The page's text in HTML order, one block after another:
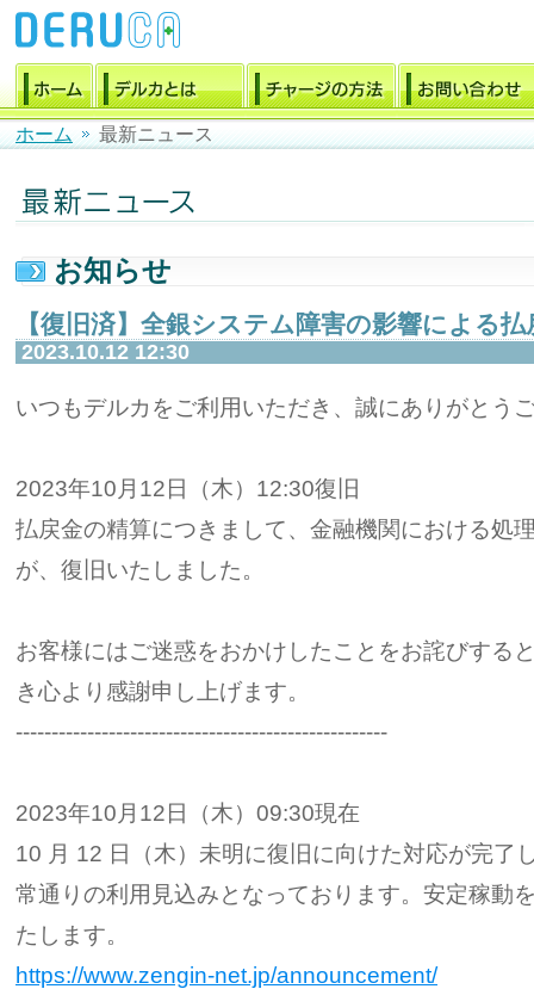
ホーム 最新ニュース
お知らせ
【復旧済】全銀システム障害の影響による
2023.10.12 12:30
いつもデルカをご利用いただき、誠にありがとう
2023年10月12日（木）12:30復旧
払戻金の精算につきまして、金融機関における処
が、復旧いたしました。
お客様にはご迷惑をおかけしたことをお詫びする
き心より感謝申し上げます。
----------------------------------------------------
2023年10月12日（木）09:30現在
10 月 12 日（木）未明に復旧に向けた対応が完了
常通りの利用見込みとなっております。安定稼動
たします。
https://www.zengin-net.jp/announcement/